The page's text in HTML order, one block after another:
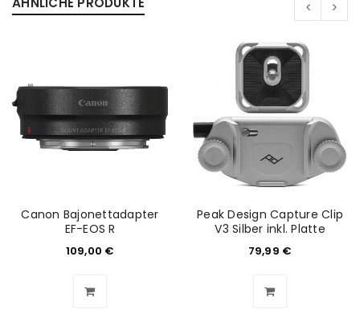
Canon Bajonettadapter
EF-EOS R
109,00 €
Peak Design Capture Clip
V3 Silber inkl. Platte
79,99 €